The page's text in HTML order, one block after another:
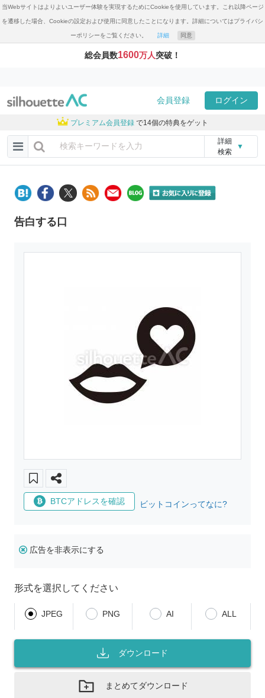
当Webサイトはよりよいユーザー体験を実現するためにCookieを使用しています。これ以降ページ
を遷移した場合、Cookieの設定および使用に同意したことになります。詳細についてはプライバシ
ーポリシーをご覧ください。 詳細 同意
総会員数1600万人突破！
会員登録 ログイン
プレミアム会員登録 で14個の特典をゲット
詳細
検索
▼
告白する口
BTCアドレスを確認 ビットコインってなに?
広告を非表示にする
形式を選択してください
JPEG PNG AI ALL
ダウンロード
まとめてダウンロード